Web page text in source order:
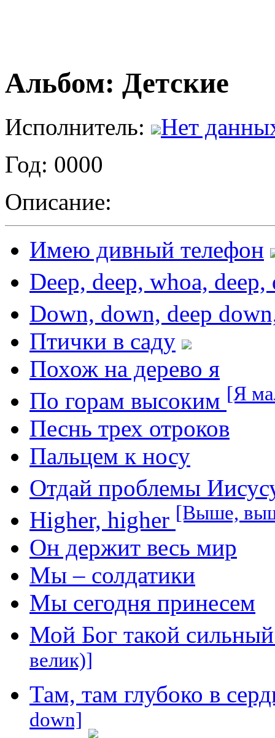
Альбом: Детские
Исполнитель:
Нет
Год: 0000
Описание:
Имею дивный телефон
Deep, deep, whoa,
Down, down, deep
Птички в саду
Похож на дерево я
По горам высоким [Я
Песнь трех отроков
Пальцем к носу
Отдай проблемы
Higher, higher [Выше,
Он держит весь мир
Мы – солдатики
Мы сегодня принесем
Мой Бог такой
велик)]
Там, там глубоко в
down]